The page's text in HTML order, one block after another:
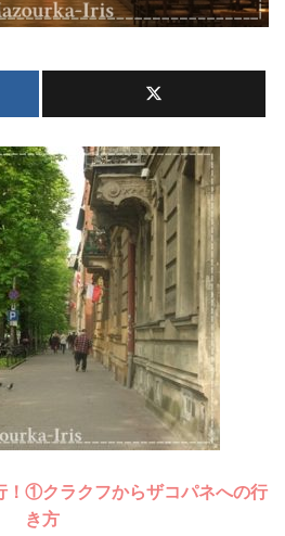
！①クラクフからザコパネへの行
き方